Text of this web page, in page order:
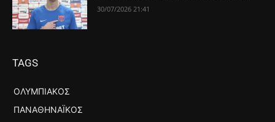
30/07/2026 21:41
TAGS
ΟΛΥΜΠΙΑΚΌΣ
ΠΑΝΑΘΗΝΑΪΚΌΣ